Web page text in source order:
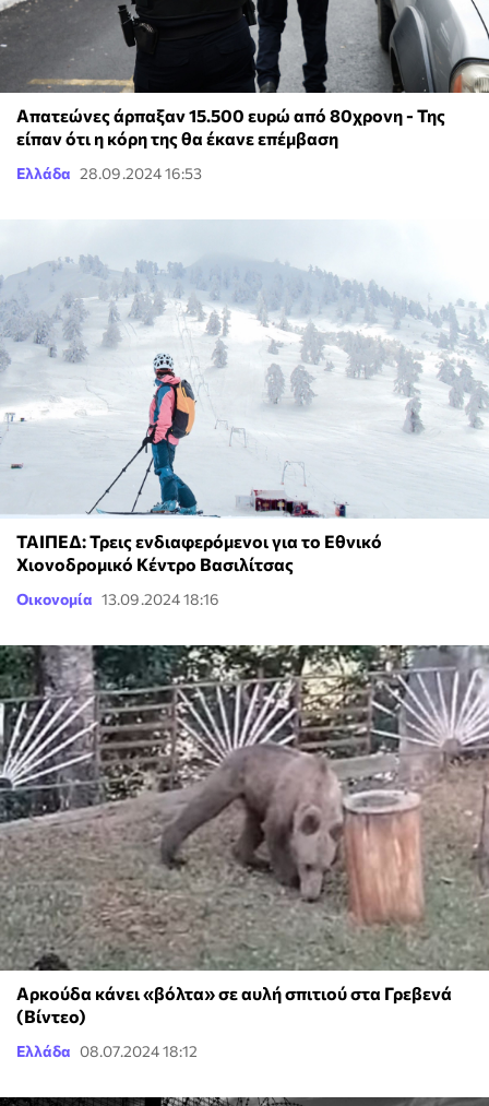
Απατεώνες άρπαξαν 15.500 ευρώ από 80χρονη - Της
είπαν ότι η κόρη της θα έκανε επέμβαση
Ελλάδα 28.09.2024 16:53
ΤΑΙΠΕΔ: Τρεις ενδιαφερόμενοι για το Εθνικό
Χιονοδρομικό Κέντρο Βασιλίτσας
Οικονομία 13.09.2024 18:16
Αρκούδα κάνει «βόλτα» σε αυλή σπιτιού στα Γρεβενά
(Βίντεο)
Ελλάδα 08.07.2024 18:12